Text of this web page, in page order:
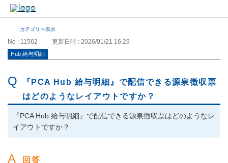
カテゴリー表示
No : 11562 更新日時 : 2026/01/21 16:29
Hub 給与明細
『PCA Hub 給与明細』で配信できる源泉徴収票
はどのようなレイアウトですか？
『PCA Hub 給与明細』で配信できる源泉徴収票はどのようなレ
イアウトですか？